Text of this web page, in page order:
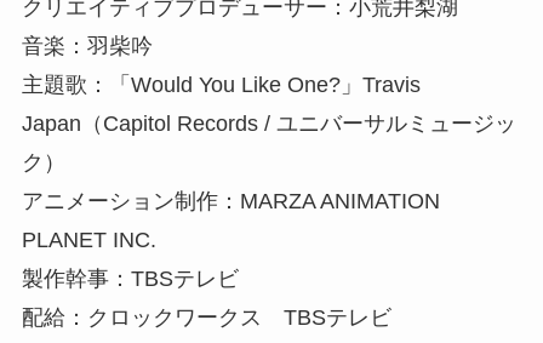
クリエイティブプロデューサー：小荒井梨湖
音楽：羽柴吟
主題歌：「Would You Like One?」Travis
Japan（Capitol Records / ユニバーサルミュージッ
ク）
アニメーション制作：MARZA ANIMATION
PLANET INC.
製作幹事：TBSテレビ
配給：クロックワークス TBSテレビ